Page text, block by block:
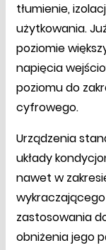
tłumienie,
użytkowania.
poziomie
napięcia
poziomu do
cyfrowego.
Urządzenia
układy
nawet w
zastosowania
obniżenia jego